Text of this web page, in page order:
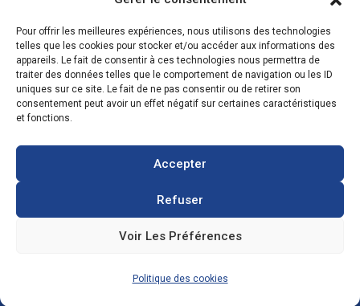
Pour offrir les meilleures expériences, nous utilisons des technologies
telles que les cookies pour stocker et/ou accéder aux informations des
appareils. Le fait de consentir à ces technologies nous permettra de
traiter des données telles que le comportement de navigation ou les ID
uniques sur ce site. Le fait de ne pas consentir ou de retirer son
consentement peut avoir un effet négatif sur certaines caractéristiques
et fonctions.
Accepter
Refuser
Voir Les Préférences
Politique des cookies
À PROPOS
Mentions légales
RGPD